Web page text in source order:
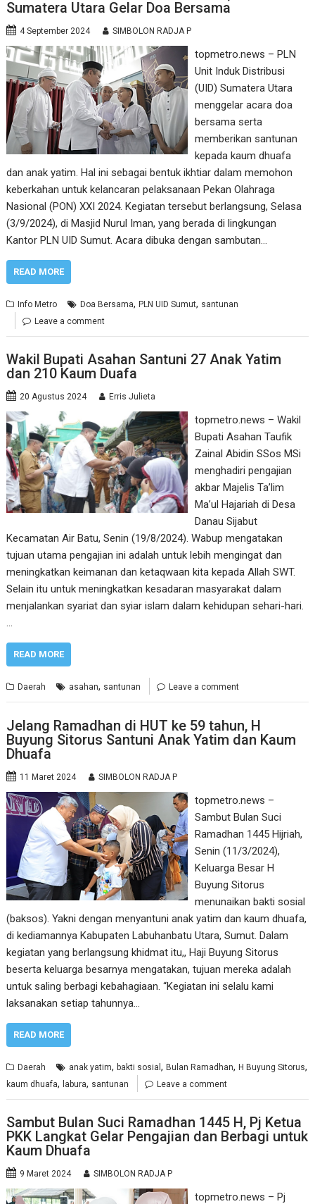
Sumatera Utara Gelar Doa Bersama
4 September 2024 SIMBOLON RADJA P
topmetro.news – PLN
Unit Induk Distribusi
(UID) Sumatera Utara
menggelar acara doa
bersama serta
memberikan santunan
kepada kaum dhuafa
dan anak yatim. Hal ini sebagai bentuk ikhtiar dalam memohon
keberkahan untuk kelancaran pelaksanaan Pekan Olahraga
Nasional (PON) XXI 2024. Kegiatan tersebut berlangsung, Selasa
(3/9/2024), di Masjid Nurul Iman, yang berada di lingkungan
Kantor PLN UID Sumut. Acara dibuka dengan sambutan…
READ MORE
Info Metro Doa Bersama,PLN UID Sumut, santunan
Leave a comment
Wakil Bupati Asahan Santuni 27 Anak Yatim
dan 210 Kaum Duafa
20 Agustus 2024 Erris Julieta
topmetro.news – Wakil
Bupati Asahan Taufik
Zainal Abidin SSos MSi
menghadiri pengajian
akbar Majelis Ta’lim
Ma’ul Hajariah di Desa
Danau Sijabut
Kecamatan Air Batu, Senin (19/8/2024). Wabup mengatakan
tujuan utama pengajian ini adalah untuk lebih mengingat dan
meningkatkan keimanan dan ketaqwaan kita kepada Allah SWT.
Selain itu untuk meningkatkan kesadaran masyarakat dalam
menjalankan syariat dan syiar islam dalam kehidupan sehari-hari.
…
READ MORE
Daerah asahan, santunan Leave a comment
Jelang Ramadhan di HUT ke 59 tahun, H
Buyung Sitorus Santuni Anak Yatim dan Kaum
Dhuafa
11 Maret 2024 SIMBOLON RADJA P
topmetro.news –
Sambut Bulan Suci
Ramadhan 1445 Hijriah,
Senin (11/3/2024),
Keluarga Besar H
Buyung Sitorus
menunaikan bakti sosial
(baksos). Yakni dengan menyantuni anak yatim dan kaum dhuafa,
di kediamannya Kabupaten Labuhanbatu Utara, Sumut. Dalam
kegiatan yang berlangsung khidmat itu,, Haji Buyung Sitorus
beserta keluarga besarnya mengatakan, tujuan mereka adalah
untuk saling berbagi kebahagiaan. “Kegiatan ini selalu kami
laksanakan setiap tahunnya…
READ MORE
Daerah anak yatim,bakti sosial,Bulan Ramadhan,H Buyung Sitorus,
kaum dhuafa, labura, santunan Leave a comment
Sambut Bulan Suci Ramadhan 1445 H, Pj Ketua
PKK Langkat Gelar Pengajian dan Berbagi untuk
Kaum Dhuafa
9 Maret 2024 SIMBOLON RADJA P
topmetro.news – Pj